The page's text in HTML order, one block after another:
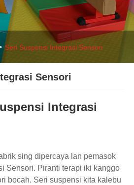
Seri Suspensi Integrasi Sensori
Sensori
Integrasi
sing dipercaya lan pemasok
Sensori. Piranti terapi iki kanggo
bocah. Seri suspensi kita kalebu